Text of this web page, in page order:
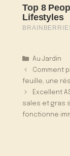
Catégories
Au Jardin
Comment
feuille, une
Excellent
sales et gras
fonctionne